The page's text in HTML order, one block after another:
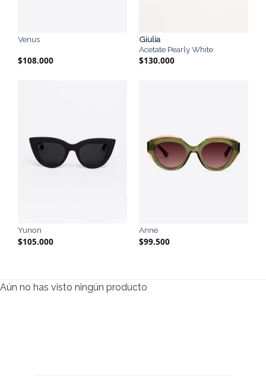
Venus
$108.000
Giulia
Acetate Pearly White
$130.000
Yunon
$105.000
Anne
$99.500
Aún no has visto ningún producto